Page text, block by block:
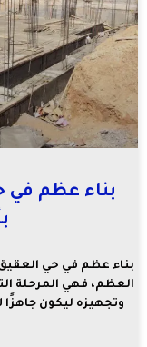
بناء عظم في
بناء عظم في حي
العظم، فهي المرحلة
وتجهيزه ليكون جاهزًا